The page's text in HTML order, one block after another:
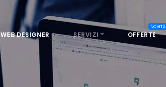
WEB DESIGNER SERVIZI OFFERTE
NOVITÀ